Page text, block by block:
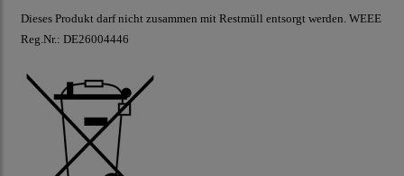
Dieses Produkt darf nicht zusammen mit Restmüll entsorgt werden. WEEE
Reg.Nr.: DE26004446